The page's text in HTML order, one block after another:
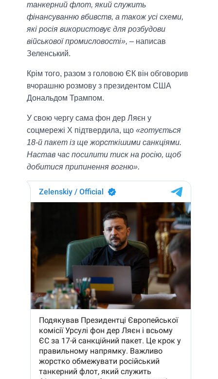
танкерний флот, який служить
фінансуванню вбивств, а також усі схеми,
які росія використовує для розбудови
військової промисловості», – написав
Зеленський.
Крім того, разом з головою ЄК він обговорив
вчорашню розмову з президентом США
Дональдом Трампом.
У свою чергу сама фон дер Ляєн у
соцмережі X підтвердила, що «готується
18-й пакет із ще жорсткішими санкціями.
Настав час посилити тиск на росію, щоб
добитися припинення вогню».